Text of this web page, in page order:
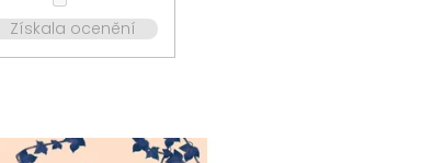
Získala ocenění